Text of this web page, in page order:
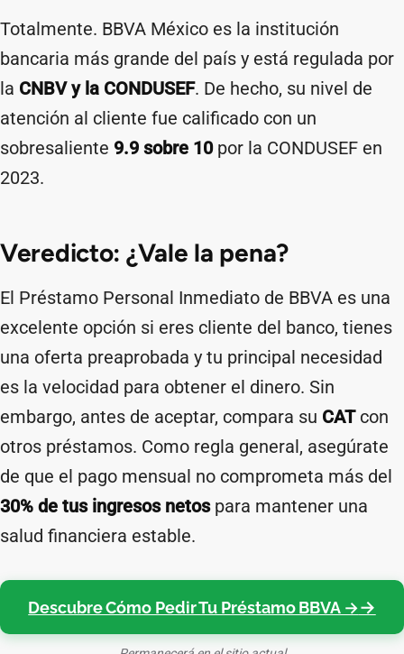
Totalmente. BBVA México es la institución
bancaria más grande del país y está regulada por
la CNBV y la CONDUSEF. De hecho, su nivel de
atención al cliente fue calificado con un
sobresaliente 9.9 sobre 10por la CONDUSEF en
2023.
Veredicto: ¿Vale la pena?
El Préstamo Personal Inmediato de BBVA es una
excelente opción si eres cliente del banco, tienes
una oferta preaprobada y tu principal necesidad
es la velocidad para obtener el dinero. Sin
embargo, antes de aceptar, compara su CATcon
otros préstamos. Como regla general, asegúrate
de que el pago mensual no comprometa más del
30% de tus ingresos netospara mantener una
salud financiera estable.
Descubre Cómo Pedir Tu Préstamo BBVA →